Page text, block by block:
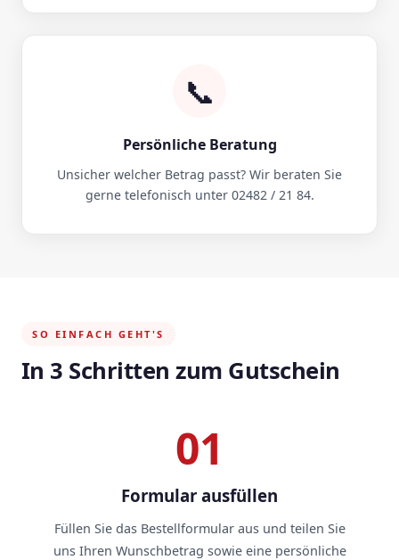
📞
Persönliche Beratung
Unsicher welcher Betrag passt? Wir beraten Sie
gerne telefonisch unter 02482 / 21 84.
SO EINFACH GEHT'S
In 3 Schritten zum Gutschein
01
Formular ausfüllen
Füllen Sie das Bestellformular aus und teilen Sie
uns Ihren Wunschbetrag sowie eine persönliche